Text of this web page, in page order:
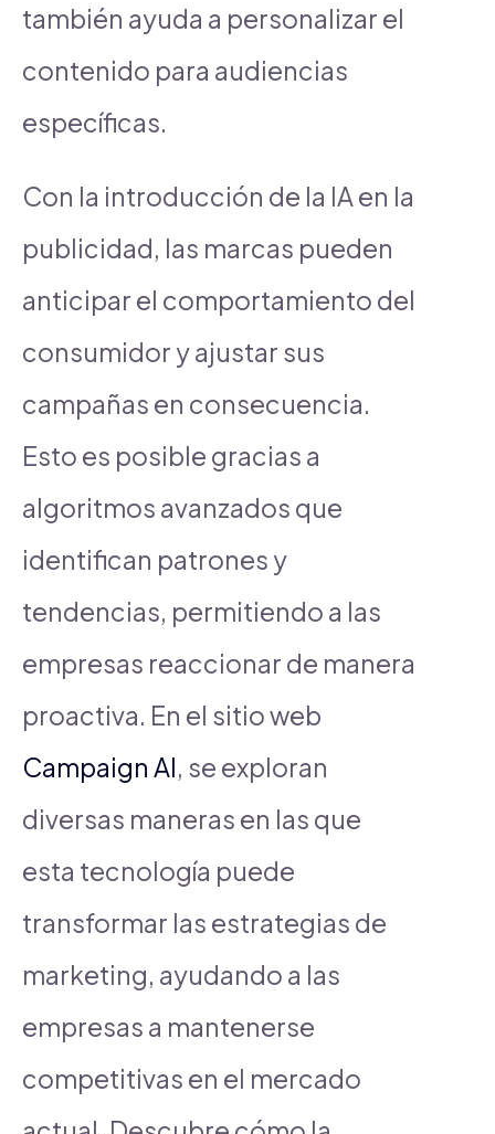
también ayuda a personalizar el
contenido para audiencias
específicas.
Con la introducción de la IA en la
publicidad, las marcas pueden
anticipar el comportamiento del
consumidor y ajustar sus
campañas en consecuencia.
Esto es posible gracias a
algoritmos avanzados que
identifican patrones y
tendencias, permitiendo a las
empresas reaccionar de manera
proactiva. En el sitio web
Campaign AI, se exploran
diversas maneras en las que
esta tecnología puede
transformar las estrategias de
marketing, ayudando a las
empresas a mantenerse
competitivas en el mercado